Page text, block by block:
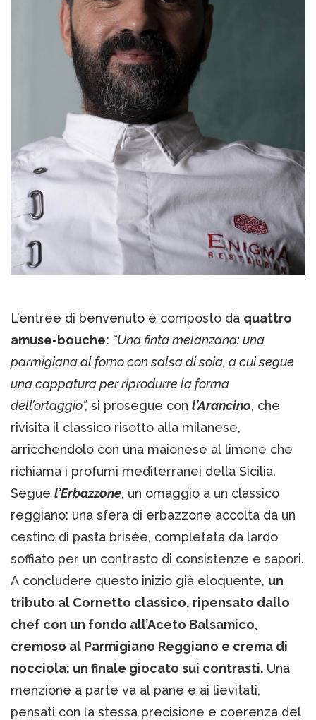
L’entrée di benvenuto è composto da quattro
amuse-bouche: “Una finta melanzana: una
parmigiana al forno con salsa di soia, a cui segue
una cappatura per riprodurre la forma
dell’ortaggio”, si prosegue con l’Arancino, che
rivisita il classico risotto alla milanese,
arricchendolo con una maionese al limone che
richiama i profumi mediterranei della Sicilia.
Segue l’Erbazzone, un omaggio a un classico
reggiano: una sfera di erbazzone accolta da un
cestino di pasta brisée, completata da lardo
soffiato per un contrasto di consistenze e sapori.
A concludere questo inizio già eloquente, un
tributo al Cornetto classico, ripensato dallo
chef con un fondo all’Aceto Balsamico,
cremoso al Parmigiano Reggiano e crema di
nocciola: un finale giocato sui contrasti. Una
menzione a parte va al pane e ai lievitati,
pensati con la stessa precisione e coerenza del